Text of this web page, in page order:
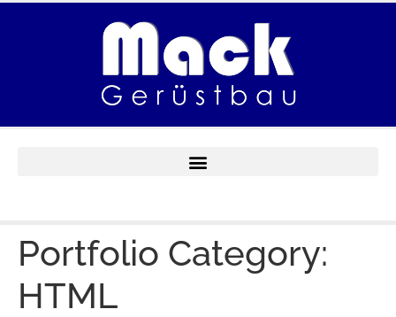
Portfolio Category:
HTML